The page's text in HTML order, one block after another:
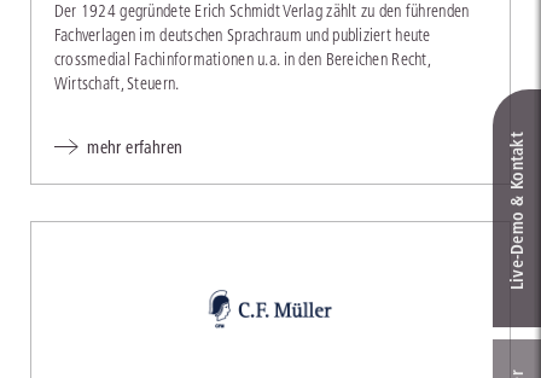
Der 1924 gegründete Erich Schmidt Verlag zählt zu den führenden
Fachverlagen im deutschen Sprachraum und publiziert heute
crossmedial Fachinformationen u.a. in den Bereichen Recht,
Wirtschaft, Steuern.
mehr erfahren Live‑Demo & Kontakt